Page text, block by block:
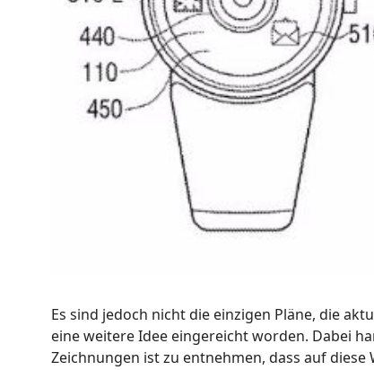
Es sind jedoch nicht die einzigen Pläne, die
eine weitere Idee eingereicht worden. Dabei
Zeichnungen ist zu entnehmen, dass auf